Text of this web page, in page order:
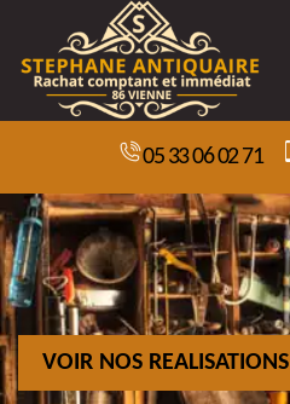
05 33 06 02 71
VOIR NOS REALISATIONS